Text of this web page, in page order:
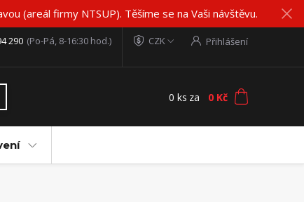
(areál firmy NTSUP). Těšíme se na Vaši návštěvu.
CZK Přihlášení
290 (Po-Pá, 8-16:30 hod.)
0 ks za 0 Kč